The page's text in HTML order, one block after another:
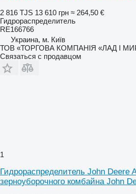
2 816 TJS 13 610 грн ≈ 264,50 €
Гидрораспределитель
RE166766
Украина, м. Київ
ТОВ «ТОРГОВА КОМПАНІЯ «ЛАД І
Связаться с продавцом
1
Гидрораспределитель John Deere
зерноуборочного комбайна John